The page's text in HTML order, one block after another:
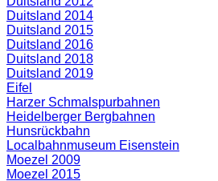
Duitsland 2014
Duitsland 2015
Duitsland 2016
Duitsland 2018
Duitsland 2019
Eifel
Harzer Schmalspurbahnen
Heidelberger Bergbahnen
Hunsrückbahn
Localbahnmuseum Eisenstein
Moezel 2009
Moezel 2015